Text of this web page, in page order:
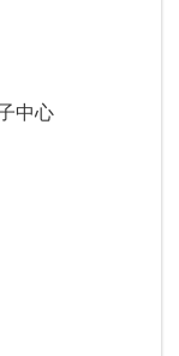
中心